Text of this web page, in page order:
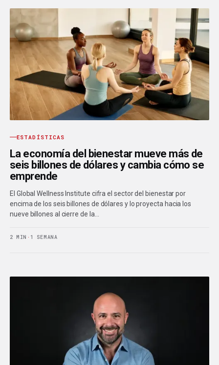
ESTADÍSTICAS
La economía del bienestar mueve más de
seis billones de dólares y cambia cómo se
emprende
El Global Wellness Institute cifra el sector del bienestar por
encima de los seis billones de dólares y lo proyecta hacia los
nueve billones al cierre de la…
2 MIN · 1 SEMANA